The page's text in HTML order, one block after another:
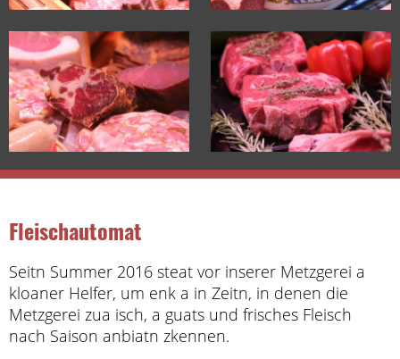
Fleischautomat
Seitn Summer 2016 steat vor inserer Metzgerei a
kloaner Helfer, um enk a in Zeitn, in denen die
Metzgerei zua isch, a guats und frisches Fleisch
nach Saison anbiatn zkennen.